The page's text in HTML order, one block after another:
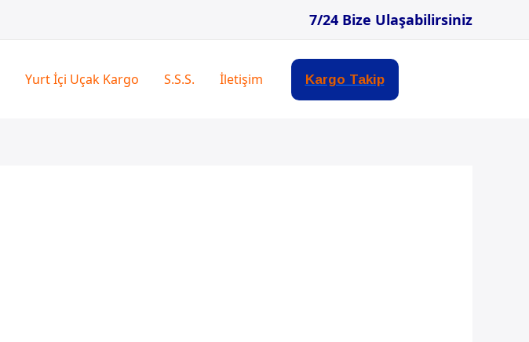
7/24 Bize Ulaşabilirsiniz
Yurt İçi Uçak Kargo S.S.S. İletişim Kargo Takip